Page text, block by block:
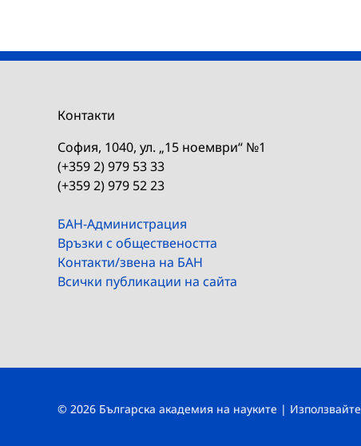
Контакти
София, 1040, ул. „15 ноември“ №1
(+359 2) 979 53 33
(+359 2) 979 52 23
БАН-Администрация
Връзки с обществеността
Контакти/звена на БАН
Всички публикации на сайта
© 2026 Българска академия на науките | Използвайте